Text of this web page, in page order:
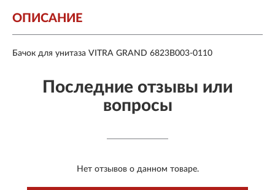
ОПИСАНИЕ
Бачок для унитаза VITRA GRAND 6823B003-0110
Последние отзывы или
вопросы
Нет отзывов о данном товаре.